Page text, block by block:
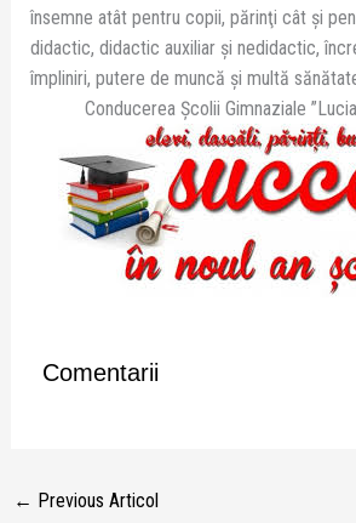
însemne atât pentru copii, părinţi cât și
didactic, didactic auxiliar şi nedidactic,
împliniri, putere de muncă și multă
Conducerea Școlii Gimnaziale
Comentarii
← Previous Articol